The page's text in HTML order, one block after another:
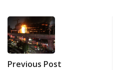
Previous Post